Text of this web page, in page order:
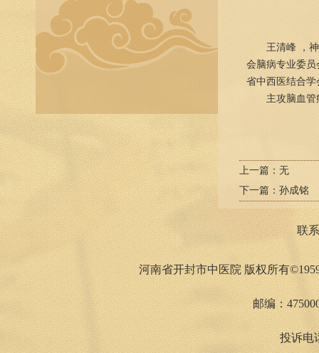
王清峰 ，神
会脑病专业委
省中西医结合
主攻脑血管病
上一篇： 无
下一篇： 孙成铭
联
河南省开封市中医院 版权所有
邮编：
投诉电